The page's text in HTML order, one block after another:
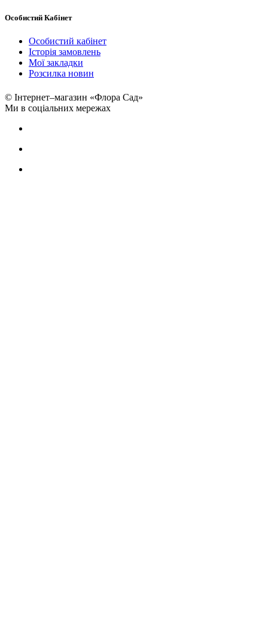
Особистий Кабінет
Особистий кабінет
Історія замовлень
Мої закладки
Розсилка новин
© Інтернет–магазин «Флора Сад»
Ми в соціальних мережах